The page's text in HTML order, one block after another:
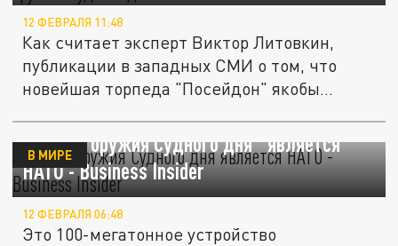
12 ФЕВРАЛЯ 11:48
Как считает эксперт Виктор Литовкин,
публикации в западных СМИ о том, что
новейшая торпеда "Посейдон" якобы...
Целью "оружия Судного дня" является
НАТО - Business Insider
В МИРЕ
12 ФЕВРАЛЯ 06:48
Это 100-мегатонное устройство